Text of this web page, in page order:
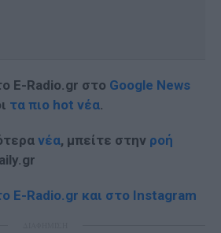
E-Radio.gr στο Google News
τα πιο hot νέα.
νέα, μπείτε στην ροή
E-Radio.gr και στο Instagram